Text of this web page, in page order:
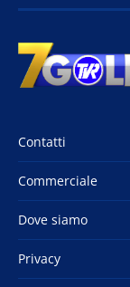
Contatti
Commerciale
Dove siamo
Privacy